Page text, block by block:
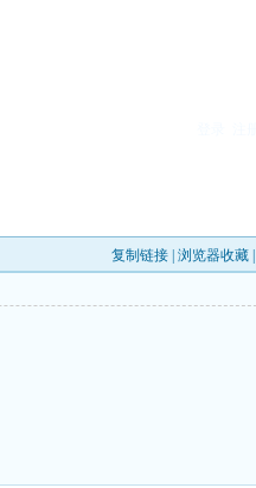
复制链接| 浏览器收藏|